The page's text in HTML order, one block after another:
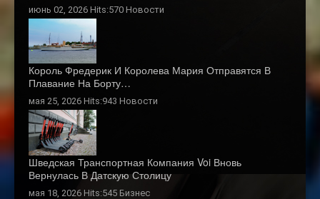
июнь 02, 2026 Hits:570 Новости
Король Фредерик И Королева Мария Отправятся В
Плавание На Борту…
мая 25, 2026 Hits:943 Новости
Шведская Транспортная Компания Voi Вновь
Вернулась В Датскую Столицу
мая 18, 2026 Hits:545 Бизнес